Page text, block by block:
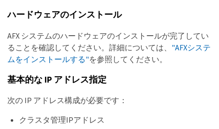
ハードウェアのインストール
AFX システムのハードウェアのインストールが完了してい
ることを確認してください。詳細については、 "AFXシステ
ムをインストールする"を参照してください。
基本的な IP アドレス指定
次の IP アドレス構成が必要です：
クラスタ管理IPアドレス